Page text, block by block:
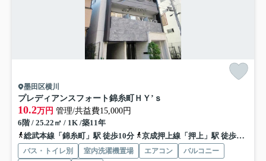
墨田区横川
プレディアンスフォート錦糸町ＨＹ’ｓ
10.2万円 管理/共益費15,000円
6階 / 25.22㎡ / 1K /築11年
総武本線「錦糸町」駅 徒歩10分
京成押上線「押上」駅 徒歩10分
バス・トイレ別 室内洗濯機置場 エアコン
バルコニー